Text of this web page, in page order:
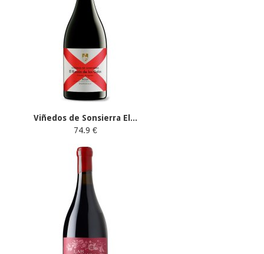
Viñedos de Sonsierra El...
74.9 €